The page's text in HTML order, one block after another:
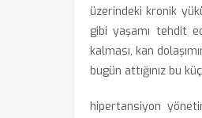
üzerindeki kronik
gibi yaşamı tehdit
kalması, kan
bugün attığınız bu
hipertansiyon